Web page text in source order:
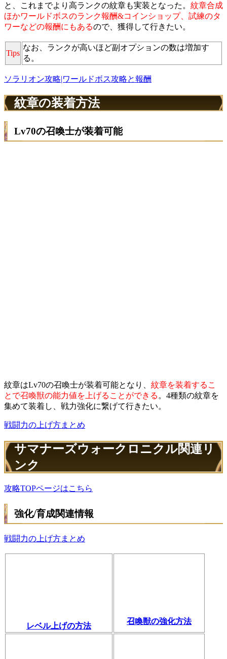
と、これまでより高ランクの紋章も実装となった。 紋章合成
ほかワールドボスのランク報酬&コインショップ、試練のタ
ワーなどの報酬にもあるので、獲得して行きたい。
Tips
なお、ランクが高いほど副オプションの数は増加す
る。
ソラリオン攻略|ワールドボス攻略と報酬
紋章の装着方法
Lv70の召喚士が装着可能
紋章はLv70の召喚士が装着可能となり、 紋章を装着するこ
とで召喚獣の能力値を上げることができる 。4種類の紋章を
集めて装着し、戦力強化に繋げて行きたい。
戦闘力の上げ方まとめ
サマナーズウォークロニクル関連リ
ンク
攻略TOPページはこちら
強化/育成関連情報
戦闘力の上げ方まとめ
レベル上げの方法
召喚獣の強化方法